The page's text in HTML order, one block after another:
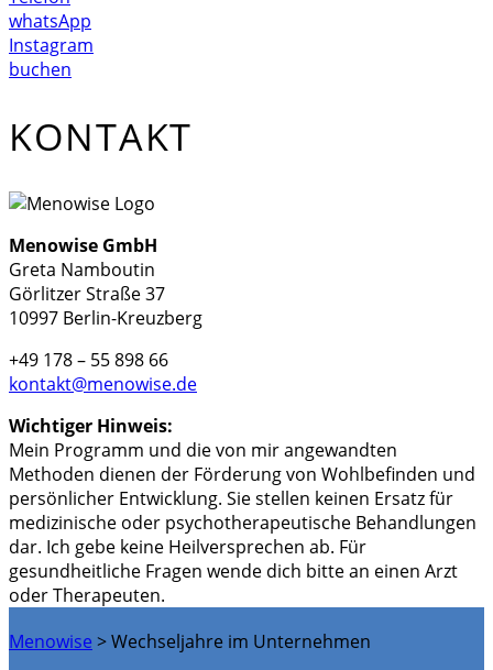
whatsApp
Instagram
buchen
KONTAKT
Menowise GmbH
Greta Namboutin
Görlitzer Straße 37
10997 Berlin-Kreuzberg
+49 178 – 55 898 66
kontakt@menowise.de
Wichtiger Hinweis:
Mein Programm und die von mir angewandten
Methoden dienen der Förderung von Wohlbefinden und
persönlicher Entwicklung. Sie stellen keinen Ersatz für
medizinische oder psychotherapeutische Behandlungen
dar. Ich gebe keine Heilversprechen ab. Für
gesundheitliche Fragen wende dich bitte an einen Arzt
oder Therapeuten.
Menowise >Wechseljahre im Unternehmen